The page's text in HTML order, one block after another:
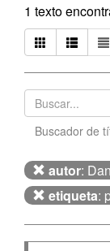
1 texto
Buscador de
autor:
etiqueta: